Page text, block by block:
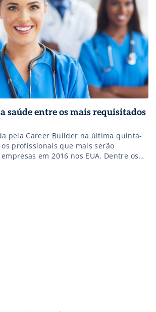
saúde entre os mais requisitados
pela Career Builder na última quinta-
profissionais que mais serão
em 2016 nos EUA. Dentre os